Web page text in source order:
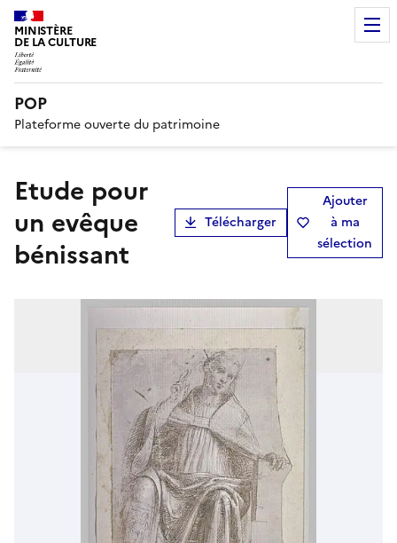
MINISTÈRE
DE LA CULTURE
POP
Plateforme ouverte du patrimoine
Etude pour
un evêque
bénissant
Télécharger
Ajouter
à ma
sélection